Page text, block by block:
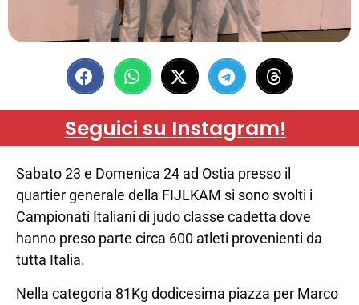
Seguici su Instagram!
Sabato 23 e Domenica 24 ad Ostia presso il
quartier generale della FIJLKAM si sono svolti i
Campionati Italiani di judo classe cadetta dove
hanno preso parte circa 600 atleti provenienti da
tutta Italia.
Nella categoria 81Kg dodicesima piazza per Marco